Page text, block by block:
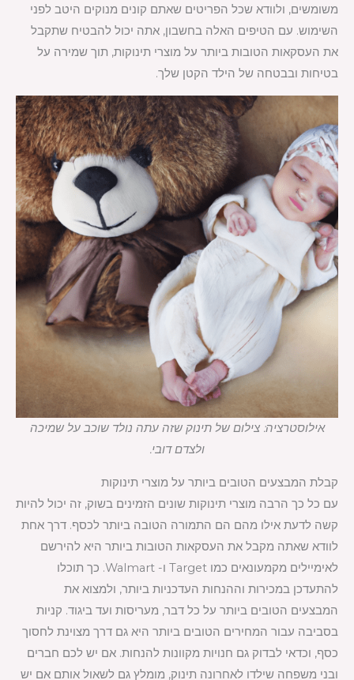
משומשים, ולוודא שכל הפריטים שאתם קונים מנוקים היטב לפני
השימוש. עם הטיפים האלה בחשבון, אתה יכול להבטיח שתקבל
את העסקאות הטובות ביותר על מוצרי תינוקות, תוך שמירה על
בטיחות ובבטחה של הילד הקטן שלך.
אילוסטרציה: צילום של תינוק שזה עתה נולד שוכב על שמיכה
ולצדם דובי.
קבלת המבצעים הטובים ביותר על מוצרי תינוקות
עם כל כך הרבה מוצרי תינוקות שונים הזמינים בשוק, זה יכול להיות
קשה לדעת אילו מהם הם התמורה הטובה ביותר לכסף. דרך אחת
לוודא שאתה מקבל את העסקאות הטובות ביותר היא להירשם
לאימיילים מקמעונאים כמו Target ו- Walmart. כך תוכלו
להתעדכן במכירות וההנחות העדכניות ביותר, ולמצוא את
המבצעים הטובים ביותר על כל דבר, מעריסות ועד ביגוד. קניות
בסביבה עבור המחירים הטובים ביותר היא גם דרך מצוינת לחסוך
כסף, וכדאי לבדוק גם חנויות מקוונות להנחות. אם יש לכם חברים
ובני משפחה שילדו לאחרונה תינוק, מומלץ גם לשאול אותם אם יש